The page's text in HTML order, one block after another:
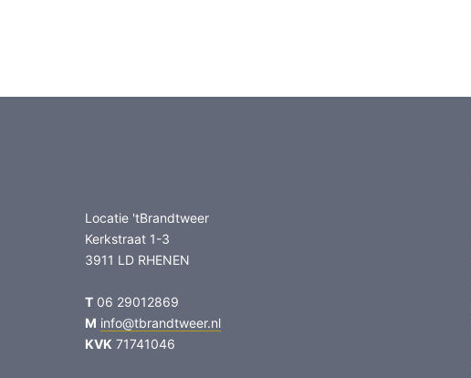
Locatie 'tBrandtweer
Kerkstraat 1-3
3911 LD RHENEN
T 06 29012869
M info@tbrandtweer.nl
KVK 71741046